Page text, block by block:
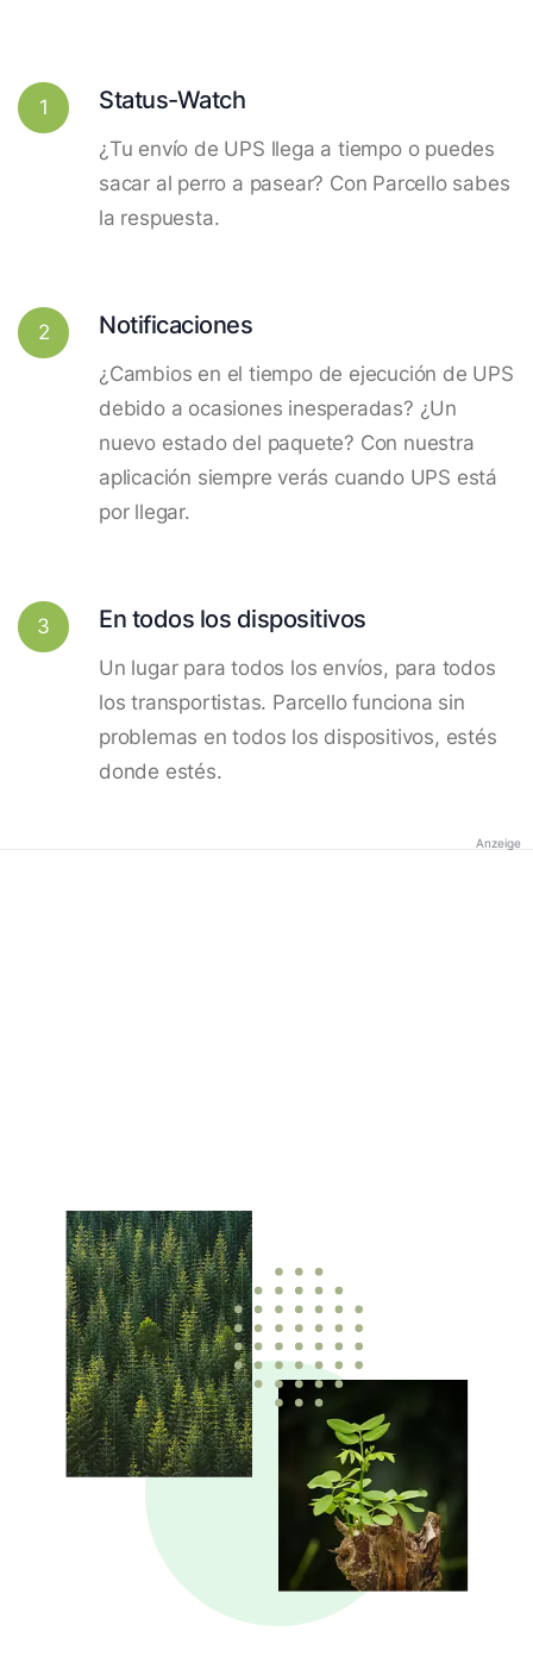
1 Status-Watch
¿Tu envío de UPS llega a tiempo o puedes
sacar al perro a pasear? Con Parcello sabes
la respuesta.
2 Notificaciones
¿Cambios en el tiempo de ejecución de UPS
debido a ocasiones inesperadas? ¿Un
nuevo estado del paquete? Con nuestra
aplicación siempre verás cuando UPS está
por llegar.
3 En todos los dispositivos
Un lugar para todos los envíos, para todos
los transportistas. Parcello funciona sin
problemas en todos los dispositivos, estés
donde estés.
Anzeige